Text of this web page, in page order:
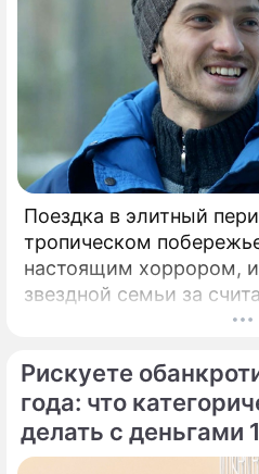
Поездка в элитный
тропическом
настоящим хоррором,
звездной семьи за
Роскошная жизнь в
Панамский залив едва
трагедией для экс-
Равшаны Курковой.
Рискуете
года: что
делать с деньгами